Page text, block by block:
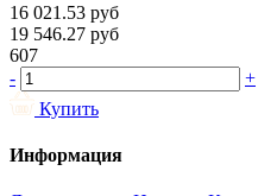
16 021.53 руб
19 546.27 руб
607
-
+
Купить
Информация